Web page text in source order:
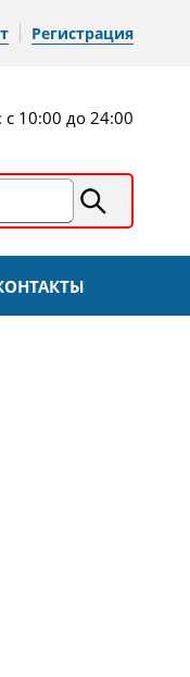
Регистрация
10:00 до 24:00